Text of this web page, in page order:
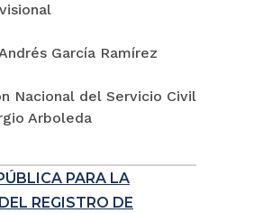
García Ramírez
Nacional del Servicio Civil
Arboleda
PARA LA
REGISTRO DE